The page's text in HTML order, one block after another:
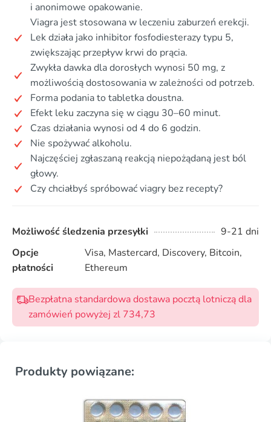
i anonimowe opakowanie.
Viagra jest stosowana w leczeniu zaburzeń erekcji.
Lek działa jako inhibitor fosfodiesterazy typu 5,
zwiększając przepływ krwi do prącia.
Zwykła dawka dla dorosłych wynosi 50 mg, z
możliwością dostosowania w zależności od potrzeb.
Forma podania to tabletka doustna.
Efekt leku zaczyna się w ciągu 30–60 minut.
Czas działania wynosi od 4 do 6 godzin.
Nie spożywać alkoholu.
Najczęściej zgłaszaną reakcją niepożądaną jest ból
głowy.
Czy chciałbyś spróbować viagry bez recepty?
Możliwość śledzenia przesyłki
9-21 dni
Opcje
płatności
Visa, Mastercard, Discovery, Bitcoin,
Ethereum
Bezpłatna standardowa dostawa pocztą lotniczą dla
zamówień powyżej zl 734,73
Produkty powiązane: